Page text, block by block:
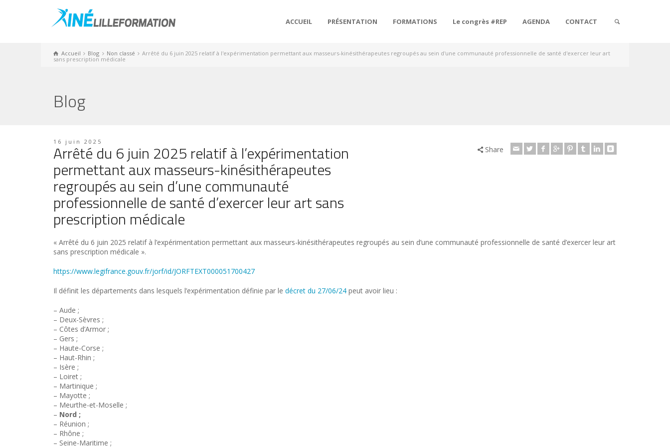
ACCUEIL PRÉSENTATION FORMATIONS Le congrès #REP AGENDA CONTACT
Accueil Blog Non classé
Arrêté du 6 juin 2025 relatif à l'expérimentation permettant aux masseurs-kinésithérapeutes regroupés au sein d'une communauté professionnelle de santé d'exercer leur art
sans prescription médicale
Blog
16 juin 2025
Arrêté du 6 juin 2025 relatif à l’expérimentation
permettant aux masseurs-kinésithérapeutes
regroupés au sein d’une communauté
professionnelle de santé d’exercer leur art sans
prescription médicale
Share
« Arrêté du 6 juin 2025 relatif à l’expérimentation permettant aux masseurs-kinésithérapeutes regroupés au sein d’une communauté professionnelle de santé d’exercer leur art
sans prescription médicale ».
https://www.legifrance.gouv.fr/jorf/id/JORFTEXT000051700427
Il définit les départements dans lesquels l’expérimentation définie par le décret du 27/06/24 peut avoir lieu :
– Aude ;
– Deux-Sèvres ;
– Côtes d’Armor ;
– Gers ;
– Haute-Corse ;
– Haut-Rhin ;
– Isère ;
– Loiret ;
– Martinique ;
– Mayotte ;
– Meurthe-et-Moselle ;
– Nord ;
– Réunion ;
– Rhône ;
– Seine-Maritime ;